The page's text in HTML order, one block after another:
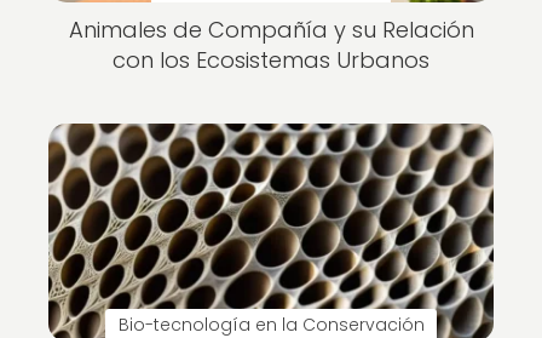
Animales de Compañía y su Relación
con los Ecosistemas Urbanos
Bio-tecnología en la Conservación